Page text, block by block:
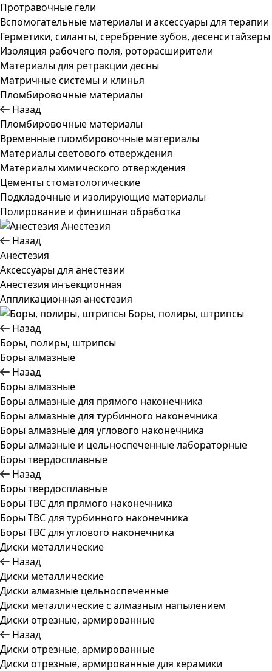
Протравочные гели
Вспомогательные материалы и аксессуары для терапии
Герметики, силанты, серебрение зубов, десенситайзеры
Изоляция рабочего поля, роторасширители
Материалы для ретракции десны
Матричные системы и клинья
Пломбировочные материалы
Назад
Пломбировочные материалы
Временные пломбировочные материалы
Материалы светового отверждения
Материалы химического отверждения
Цементы стоматологические
Подкладочные и изолирующие материалы
Полирование и финишная обработка
Анестезия
Назад
Анестезия
Аксессуары для анестезии
Анестезия инъекционная
Аппликационная анестезия
Боры, полиры, штрипсы
Назад
Боры, полиры, штрипсы
Боры алмазные
Назад
Боры алмазные
Боры алмазные для прямого наконечника
Боры алмазные для турбинного наконечника
Боры алмазные для углового наконечника
Боры алмазные и цельноспеченные лабораторные
Боры твердосплавные
Назад
Боры твердосплавные
Боры ТВС для прямого наконечника
Боры ТВС для турбинного наконечника
Боры ТВС для углового наконечника
Диски металлические
Назад
Диски металлические
Диски алмазные цельноспеченные
Диски металлические с алмазным напылением
Диски отрезные, армированные
Назад
Диски отрезные, армированные
Диски отрезные, армированные для керамики